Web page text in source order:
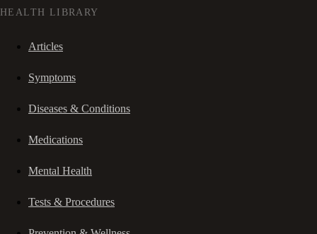
HEALTH LIBRARY
Articles
Symptoms
Diseases & Conditions
Medications
Mental Health
Tests & Procedures